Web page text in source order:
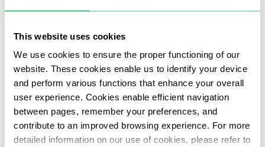
This website uses cookies
We use cookies to ensure the proper functioning of our
website. These cookies enable us to identify your device
and perform various functions that enhance your overall
user experience. Cookies enable efficient navigation
between pages, remember your preferences, and
contribute to an improved browsing experience. For more
detailed information on our use of cookies, please refer to
Suivi des contenus publics et de l'engagement